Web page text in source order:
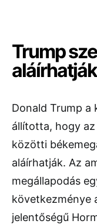
Trump
Donald Trump a
állította, hogy az
közötti
aláírhatják. Az
megállapodás
következménye
jelentőségű